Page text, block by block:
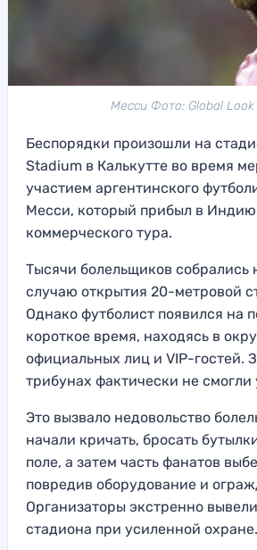
Месси Фото: Global Look
Беспорядки произошли на
Stadium в Калькутте во время
участием аргентинского
Месси, который прибыл в
коммерческого тура.
Тысячи болельщиков собрались
случаю открытия 20-метровой
Однако футболист появился на
короткое время, находясь в
официальных лиц и VIP-гостей.
трибунах фактически не смогли
Это вызвало недовольство
начали кричать, бросать
поле, а затем часть фанатов
повредив оборудование и
Организаторы экстренно
стадиона при усиленной охране.